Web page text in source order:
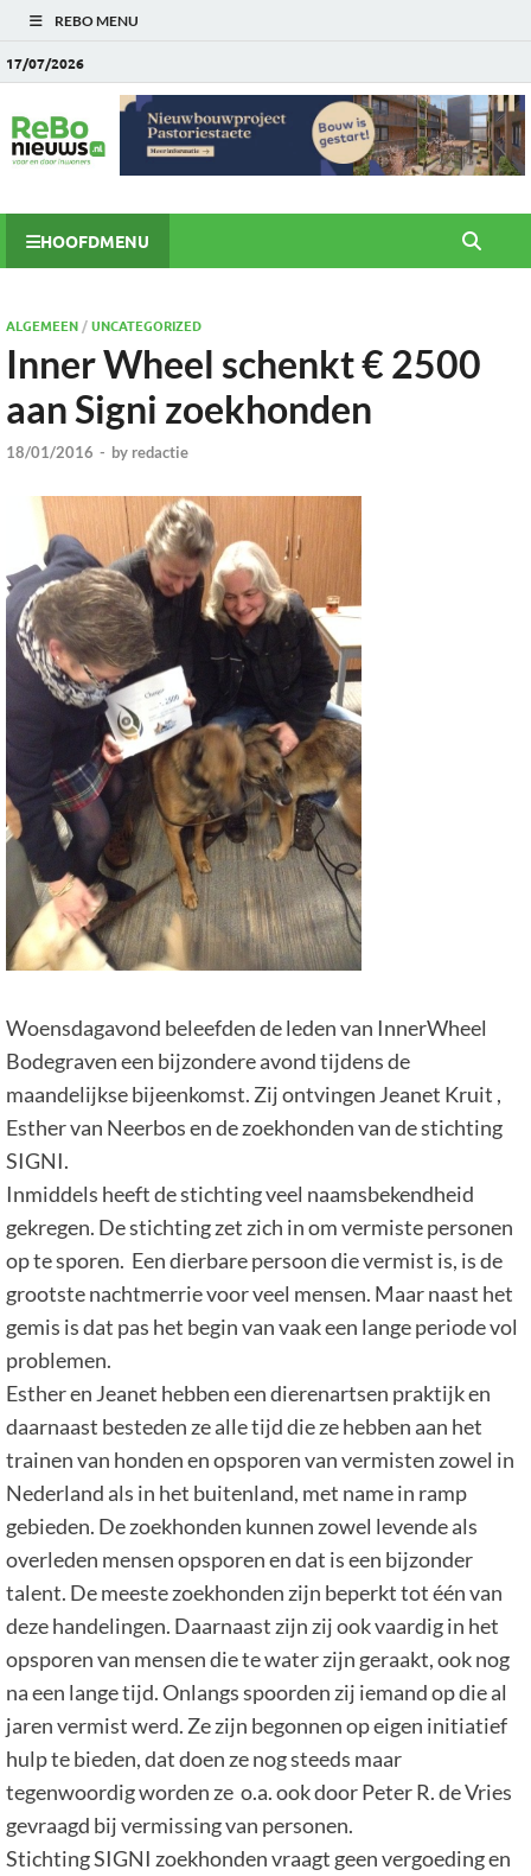
REBO MENU
17/07/2026
HOOFDMENU
ALGEMEEN/UNCATEGORIZED
Inner Wheel schenkt € 2500
aan Signi zoekhonden
18/01/2016 - by redactie
Woensdagavond beleefden de leden van InnerWheel
Bodegraven een bijzondere avond tijdens de
maandelijkse bijeenkomst. Zij ontvingen Jeanet Kruit ,
Esther van Neerbos en de zoekhonden van de stichting
SIGNI.
Inmiddels heeft de stichting veel naamsbekendheid
gekregen. De stichting zet zich in om vermiste personen
op te sporen. Een dierbare persoon die vermist is, is de
grootste nachtmerrie voor veel mensen. Maar naast het
gemis is dat pas het begin van vaak een lange periode vol
problemen.
Esther en Jeanet hebben een dierenartsen praktijk en
daarnaast besteden ze alle tijd die ze hebben aan het
trainen van honden en opsporen van vermisten zowel in
Nederland als in het buitenland, met name in ramp
gebieden. De zoekhonden kunnen zowel levende als
overleden mensen opsporen en dat is een bijzonder
talent. De meeste zoekhonden zijn beperkt tot één van
deze handelingen. Daarnaast zijn zij ook vaardig in het
opsporen van mensen die te water zijn geraakt, ook nog
na een lange tijd. Onlangs spoorden zij iemand op die al
jaren vermist werd. Ze zijn begonnen op eigen initiatief
hulp te bieden, dat doen ze nog steeds maar
tegenwoordig worden ze o.a. ook door Peter R. de Vries
gevraagd bij vermissing van personen.
Stichting SIGNI zoekhonden vraagt geen vergoeding en